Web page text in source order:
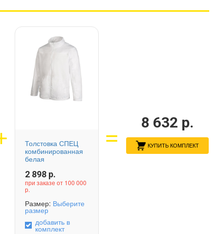
Толстовка СПЕЦ
комбинированная
белая
2 898 р.
при заказе от 100 000
р.
Размер: Выберите
размер
добавить в
комплект
8 632 р.
КУПИТЬ КОМПЛЕКТ